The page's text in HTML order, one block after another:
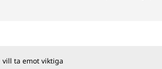
ta emot viktiga